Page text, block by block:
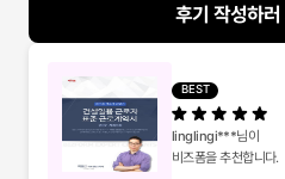
후기 작성하러
BEST
linglingi***님이
비즈폼을 추천합니다.